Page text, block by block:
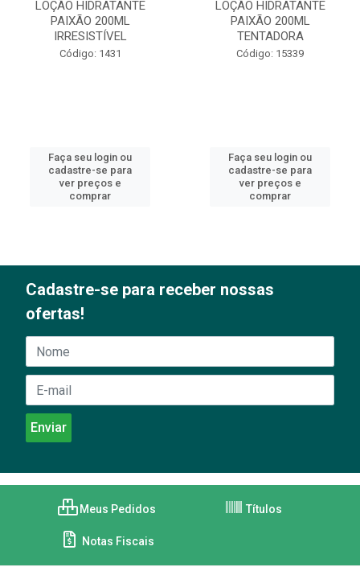
LOÇÃO HIDRATANTE
PAIXÃO 200ML
IRRESISTÍVEL
Código: 1431
Faça seu login ou
cadastre-se para
ver preços e
comprar
LOÇÃO HIDRATANTE
PAIXÃO 200ML
TENTADORA
Código: 15339
Faça seu login ou
cadastre-se para
ver preços e
comprar
Cadastre-se para receber nossas
ofertas!
Meus Pedidos Títulos
Notas Fiscais